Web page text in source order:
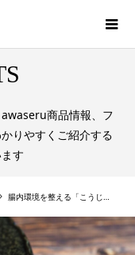
商品情報、フ
りやすくご紹介する
す
腸内環境を整える「こうじ」と発酵調味料の魅力